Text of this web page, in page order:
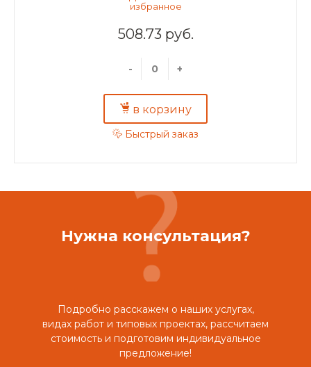
508.73 руб.
- +
в корзину
Быстрый заказ
Нужна консультация?
Подробно расскажем о наших услугах,
видах работ и типовых проектах, рассчитаем
стоимость и подготовим индивидуальное
предложение!